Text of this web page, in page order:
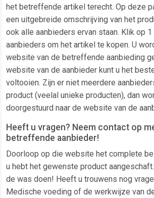
het betreffende artikel terecht. Op deze
een uitgebreide omschrijving van het
ook alle aanbieders ervan staan. Klik op 1
aanbieders om het artikel te kopen. U
website van de betreffende aanbieding
website van de aanbieder kunt u het
voltooien. Zijn er niet meerdere
product (veelal unieke producten), dan
doorgestuurd naar de website van de
Heeft u vragen? Neem contact op
betreffende aanbieder!
Doorloop op die website het complete
u hebt het gewenste product
de was doen! Heeft u trouwens nog
Medische voeding of de werkwijze van